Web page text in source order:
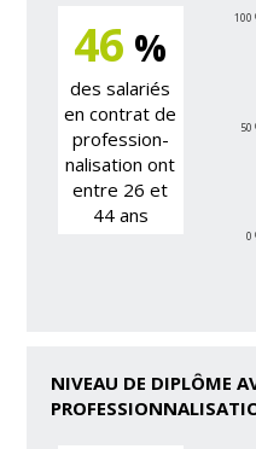
46 %
des salariés
en contrat de
profession­
nalisation ont
entre 26 et
44 ans
0
50
100
NIVEAU DE DIPLÔME